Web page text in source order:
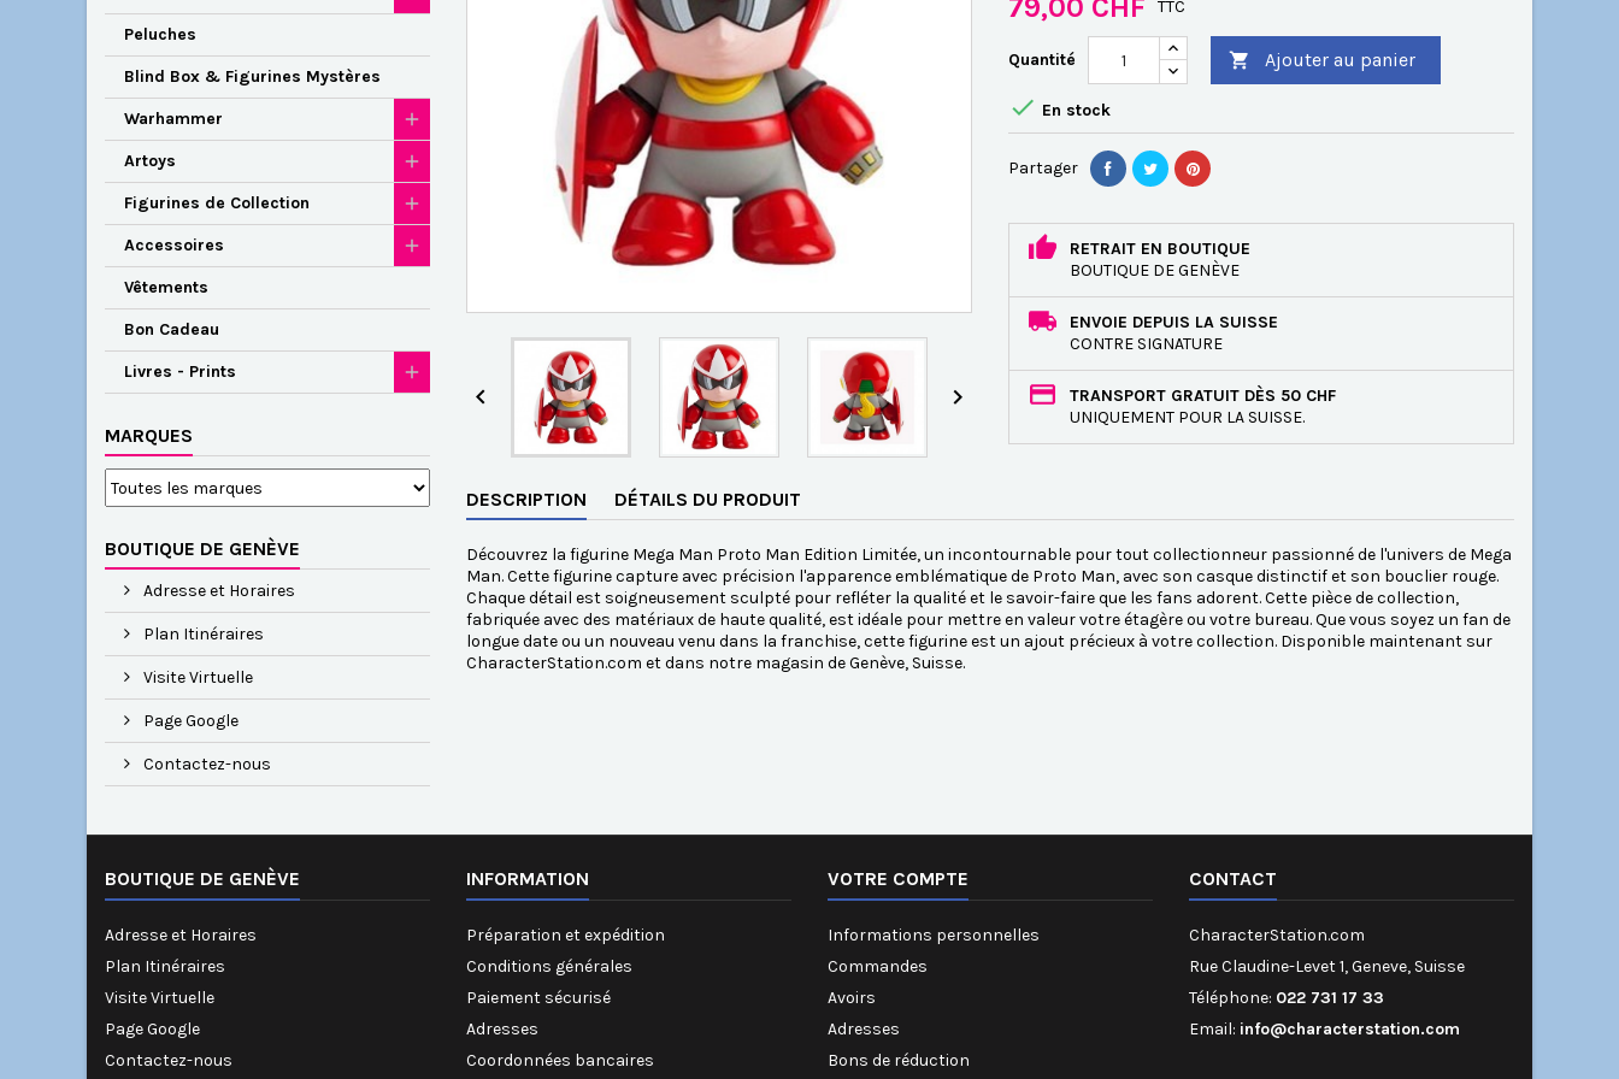
Peluches
Blind Box & Figurines Mystères
Warhammer
Artoys
Figurines de Collection
Accessoires
Vêtements
Bon Cadeau
Livres - Prints
MARQUES
BOUTIQUE DE GENÈVE
Adresse et Horaires
Plan Itinéraires
Visite Virtuelle
Page Google
Contactez-nous
 
79,00 CHF TTC
Quantité  Ajouter au panier
 En stock
Partager
RETRAIT EN BOUTIQUE
BOUTIQUE DE GENÈVE
ENVOIE DEPUIS LA SUISSE
CONTRE SIGNATURE
TRANSPORT GRATUIT DÈS 50 CHF
UNIQUEMENT POUR LA SUISSE.
DESCRIPTION DÉTAILS DU PRODUIT
Découvrez la figurine Mega Man Proto Man Edition Limitée, un incontournable pour tout collectionneur passionné de l'univers de Mega
Man. Cette figurine capture avec précision l'apparence emblématique de Proto Man, avec son casque distinctif et son bouclier rouge.
Chaque détail est soigneusement sculpté pour refléter la qualité et le savoir-faire que les fans adorent. Cette pièce de collection,
fabriquée avec des matériaux de haute qualité, est idéale pour mettre en valeur votre étagère ou votre bureau. Que vous soyez un fan de
longue date ou un nouveau venu dans la franchise, cette figurine est un ajout précieux à votre collection. Disponible maintenant sur
CharacterStation.com et dans notre magasin de Genève, Suisse.
BOUTIQUE DE GENÈVE
Adresse et Horaires
Plan Itinéraires
Visite Virtuelle
Page Google
Contactez-nous
INFORMATION
Préparation et expédition
Conditions générales
Paiement sécurisé
Adresses
Coordonnées bancaires
VOTRE COMPTE
Informations personnelles
Commandes
Avoirs
Adresses
Bons de réduction
CONTACT
CharacterStation.com
Rue Claudine-Levet 1, Geneve, Suisse
Téléphone: 022 731 17 33
Email: info@characterstation.com